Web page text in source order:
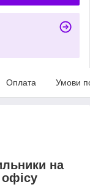
Оплата Умови
на